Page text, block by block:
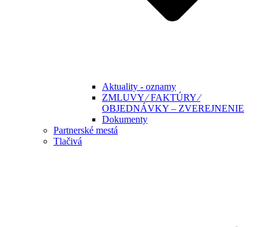
Aktuality - oznamy
ZMLUVY ⁄ FAKTÚRY ⁄
OBJEDNÁVKY – ZVEREJNENIE
Dokumenty
Partnerské mestá
Tlačivá